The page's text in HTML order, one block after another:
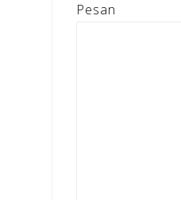
Pesan